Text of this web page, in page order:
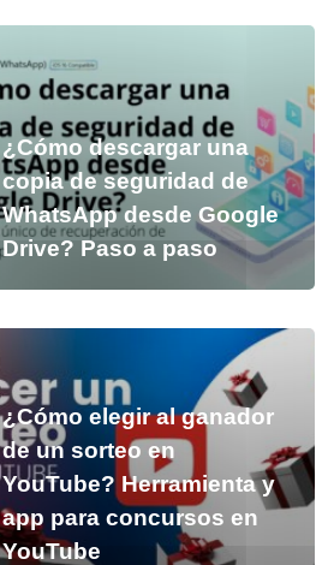
¿Cómo descargar una
copia de seguridad de
WhatsApp desde Google
Drive? Paso a paso
¿Cómo elegir al ganador
de un sorteo en
YouTube? Herramienta y
app para concursos en
YouTube